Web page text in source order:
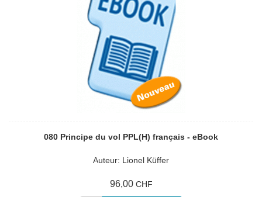
080 Principe du vol PPL(H) français - eBook
Auteur: Lionel Küffer
96,00 CHF